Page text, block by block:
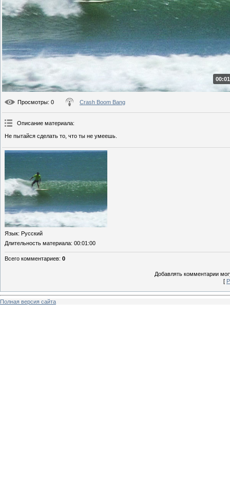
Просмотры: 0 Crash Boom Bang
Описание материала:
Не пытайся сделать то, что ты не умеешь.
Язык: Русский
Длительность материала: 00:01:00
Всего комментариев: 0
Добавлять комментарии
[
Полная версия сайта